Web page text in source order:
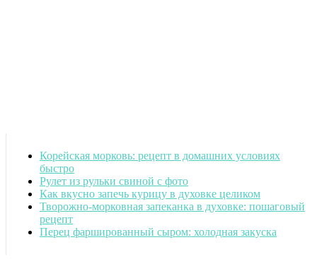
Корейская морковь: рецепт в домашних условиях
быстро
Рулет из рульки свиной с фото
Как вкусно запечь курицу в духовке целиком
Творожно-морковная запеканка в духовке: пошаговый
рецепт
Перец фаршированный сыром: холодная закуска